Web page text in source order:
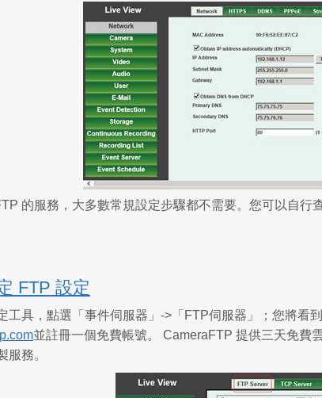
的服務，大多數常規設定步驟都不需要。您可以自行
FTP 設定
工具，點選「事件伺服器」->「FTP伺服器」；您將看
並註冊一個免費帳號。 CameraFTP 提供三天免費
服務。